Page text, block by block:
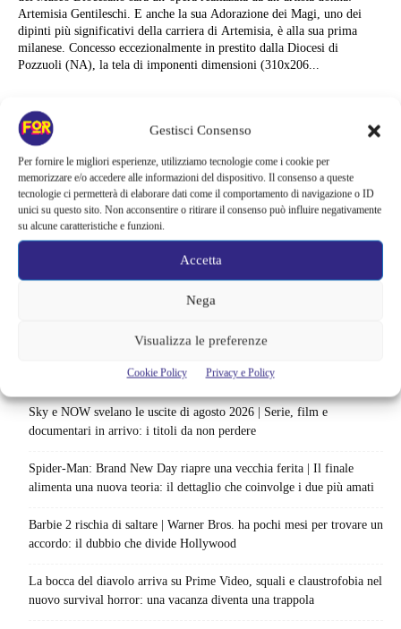
Gestisci Consenso
Per fornire le migliori esperienze, utilizziamo tecnologie come i cookie per
memorizzare e/o accedere alle informazioni del dispositivo. Il consenso a queste
tecnologie ci permetterà di elaborare dati come il comportamento di navigazione o ID
unici su questo sito. Non acconsentire o ritirare il consenso può influire negativamente
su alcune caratteristiche e funzioni.
Accetta
Nega
Visualizza le preferenze
Cookie Policy Privacy e Policy
Artemisia Gentileschi. E anche la sua Adorazione dei Magi, uno dei
dipinti più significativi della carriera di Artemisia, è alla sua prima
milanese. Concesso eccezionalmente in prestito dalla Diocesi di
Pozzuoli (NA), la tela di imponenti dimensioni (310x206...
Sky e NOW svelano le uscite di agosto 2026 | Serie, film e
documentari in arrivo: i titoli da non perdere
Spider-Man: Brand New Day riapre una vecchia ferita | Il finale
alimenta una nuova teoria: il dettaglio che coinvolge i due più amati
Barbie 2 rischia di saltare | Warner Bros. ha pochi mesi per trovare un
accordo: il dubbio che divide Hollywood
La bocca del diavolo arriva su Prime Video, squali e claustrofobia nel
nuovo survival horror: una vacanza diventa una trappola